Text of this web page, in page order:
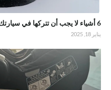
6 أشياء لا يجب أن تتركها في سيارتك في درجات الحرارة المتجمدة
يناير 18, 2025